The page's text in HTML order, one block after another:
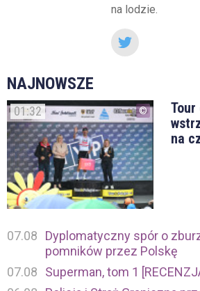
na lodzie.
NAJNOWSZE
01:32
Tour
na
07.08
Dyplomatyczny spór o
pomników przez Polskę
07.08
Superman, tom 1